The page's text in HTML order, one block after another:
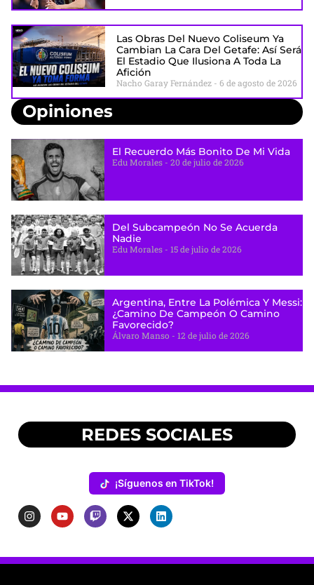
Las Obras Del Nuevo Coliseum Ya
Cambian La Cara Del Getafe: Así Será
El Estadio Que Ilusiona A Toda La
Afición
Nacho Garay Fernández 6 de agosto de 2026
Opiniones
El Recuerdo Más Bonito De Mi Vida
Edu Morales 20 de julio de 2026
Del Subcampeón No Se Acuerda
Nadie
Edu Morales 15 de julio de 2026
Argentina, Entre La Polémica Y Messi:
¿camino De Campeón O Camino
Favorecido?
Álvaro Manso 12 de julio de 2026
REDES SOCIALES
¡Síguenos en TikTok!